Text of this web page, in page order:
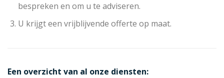
bespreken en om u te adviseren.
U krijgt een vrijblijvende offerte op maat.
Een overzicht van al onze diensten: